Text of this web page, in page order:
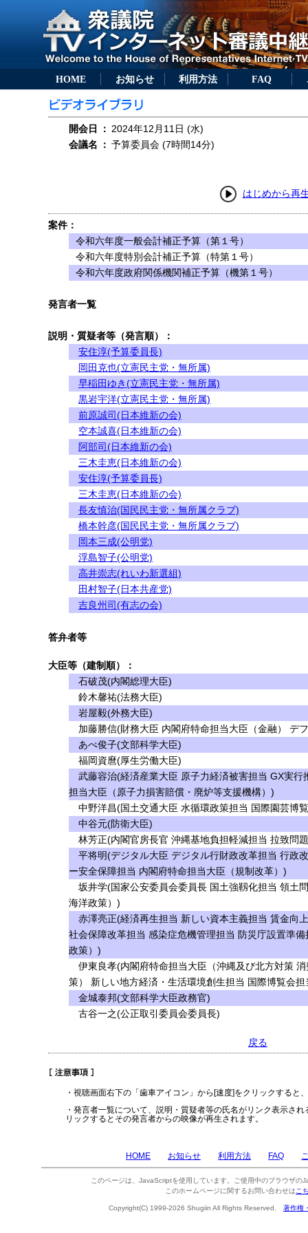
HOME お知らせ 利用方法 FAQ
開会日 ： 2024年12月11日 (水)
会議名
： 予算委員会 (7時間14分)
はじめから再
案件：
令和六年度一般会計補正予算（第１号）
令和六年度特別会計補正予算（特第１号）
令和六年度政府関係機関補正予算（機第１号）
発言者一覧
説明・質疑者等（発言順）：
安住淳(予算委員長)
岡田克也(立憲民主党・無所属)
早稲田ゆき(立憲民主党・無所属)
黒岩宇洋(立憲民主党・無所属)
前原誠司(日本維新の会)
空本誠喜(日本維新の会)
阿部司(日本維新の会)
三木圭恵(日本維新の会)
安住淳(予算委員長)
三木圭恵(日本維新の会)
長友慎治(国民民主党・無所属クラブ)
橋本幹彦(国民民主党・無所属クラブ)
岡本三成(公明党)
浮島智子(公明党)
高井崇志(れいわ新選組)
田村智子(日本共産党)
吉良州司(有志の会)
答弁者等
大臣等（建制順）：
石破茂(内閣総理大臣)
鈴木馨祐(法務大臣)
岩屋毅(外務大臣)
加藤勝信(財務大臣 内閣府特命担当大臣（金融） デ
あべ俊子(文部科学大臣)
福岡資麿(厚生労働大臣)
武藤容治(経済産業大臣 原子力経済被害担当 GX実行
担当大臣（原子力損害賠償・廃炉等支援機構）)
中野洋昌(国土交通大臣 水循環政策担当 国際園芸博
中谷元(防衛大臣)
林芳正(内閣官房長官 沖縄基地負担軽減担当 拉致問
平将明(デジタル大臣 デジタル行財政改革担当 行政
ー安全保障担当 内閣府特命担当大臣（規制改革）)
坂井学(国家公安委員会委員長 国土強靱化担当 領土
海洋政策）)
赤澤亮正(経済再生担当 新しい資本主義担当 賃金向
社会保障改革担当 感染症危機管理担当 防災庁設置準
政策）)
伊東良孝(内閣府特命担当大臣（沖縄及び北方対策
策） 新しい地方経済・生活環境創生担当 国際博覧会担
金城泰邦(文部科学大臣政務官)
古谷一之(公正取引委員会委員長)
戻る
・視聴画面右下の「歯車アイコン」から[速度]をクリックすると
・発言者一覧について、説明・質疑者等の氏名がリンク表示さ
リックするとその発言者からの映像が再生されます。
HOME お知らせ 利用方法 FAQ
このページは、JavaScriptを使用しています。ご使用中のブラウザの
このホームページに関するお問い合わせは こ
Copyright(C) 1999-2026 Shugiin All Rights Reserved. 著作権